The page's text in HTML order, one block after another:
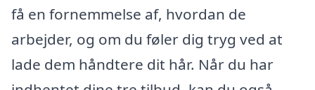
få en fornemmelse af, hvordan de
arbejder, og om du føler dig tryg ved at
lade dem håndtere dit hår. Når du har